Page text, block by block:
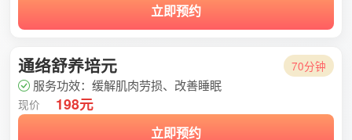
立即预约
通络舒养培元 70分钟
服务功效：缓解肌肉劳损、改善睡眠
现价 198元
立即预约